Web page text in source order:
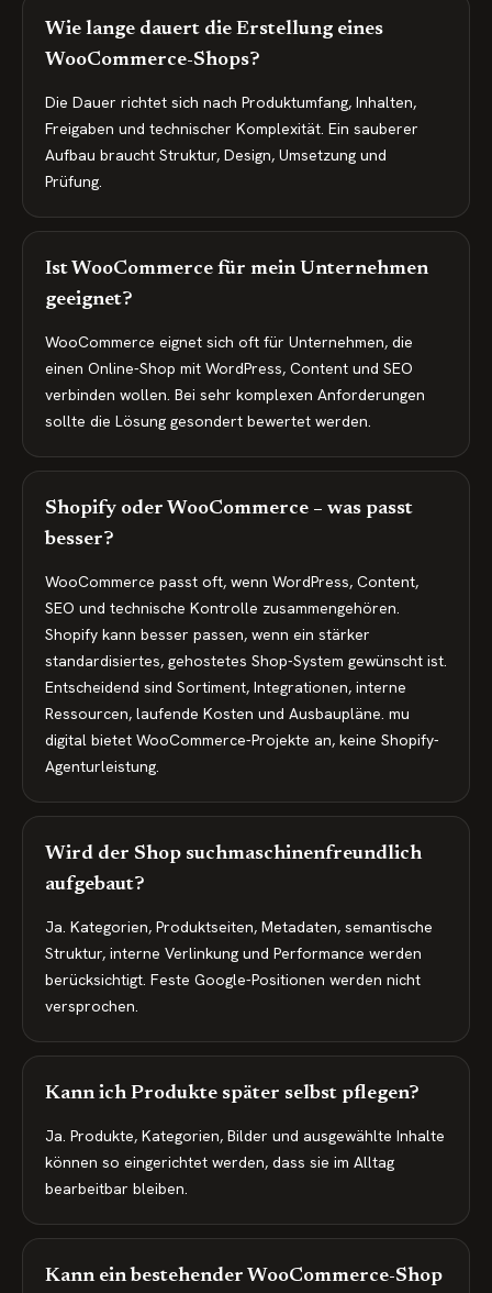
Wie lange dauert die Erstellung eines
WooCommerce-Shops?
Die Dauer richtet sich nach Produktumfang, Inhalten,
Freigaben und technischer Komplexität. Ein sauberer
Aufbau braucht Struktur, Design, Umsetzung und
Prüfung.
Ist WooCommerce für mein Unternehmen
geeignet?
WooCommerce eignet sich oft für Unternehmen, die
einen Online-Shop mit WordPress, Content und SEO
verbinden wollen. Bei sehr komplexen Anforderungen
sollte die Lösung gesondert bewertet werden.
Shopify oder WooCommerce – was passt
besser?
WooCommerce passt oft, wenn WordPress, Content,
SEO und technische Kontrolle zusammengehören.
Shopify kann besser passen, wenn ein stärker
standardisiertes, gehostetes Shop-System gewünscht ist.
Entscheidend sind Sortiment, Integrationen, interne
Ressourcen, laufende Kosten und Ausbaupläne. mu
digital bietet WooCommerce-Projekte an, keine Shopify-
Agenturleistung.
Wird der Shop suchmaschinenfreundlich
aufgebaut?
Ja. Kategorien, Produktseiten, Metadaten, semantische
Struktur, interne Verlinkung und Performance werden
berücksichtigt. Feste Google-Positionen werden nicht
versprochen.
Kann ich Produkte später selbst pflegen?
Ja. Produkte, Kategorien, Bilder und ausgewählte Inhalte
können so eingerichtet werden, dass sie im Alltag
bearbeitbar bleiben.
Kann ein bestehender WooCommerce-Shop